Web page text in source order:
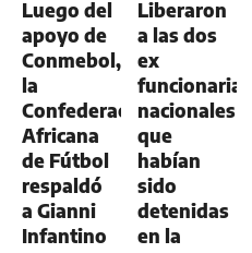
Luego del
apoyo de
Conmebol,
la
Confederación
Africana
de Fútbol
respaldó
a Gianni
Infantino
Liberaron
a las dos
ex
funcionarias
nacionales
que
habían
sido
detenidas
en la